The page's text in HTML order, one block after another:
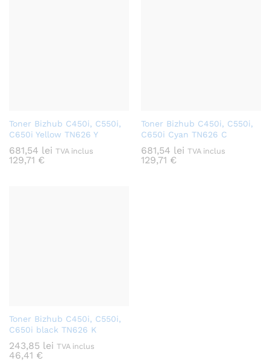
Toner Bizhub C450i, C550i,
C650i Yellow TN626 Y
681,54 lei TVA inclus
129,71 €
Toner Bizhub C450i, C550i,
C650i Cyan TN626 C
681,54 lei TVA inclus
129,71 €
Toner Bizhub C450i, C550i,
C650i black TN626 K
243,85 lei TVA inclus
46,41 €